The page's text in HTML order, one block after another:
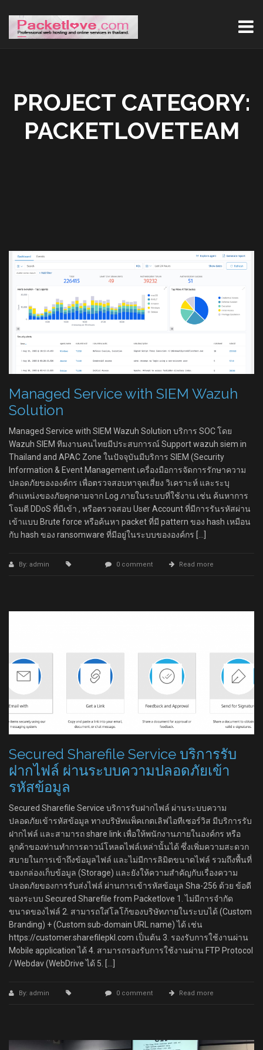
PROJECT CATEGORY:
PACKETLOVETEAM
Managed Service with SIEM Wazuh
Solution
Managed Service with SIEM Wazuh Solution บริการ SOC โดย
Wazuh SIEM ทีมงานคนไทยมีประสบการณ์ Support wazuh siem in
Thailand and APAC Zone ในปัจจุบันมีบริการ SIEM (Security
Information & Event Management เครื่องมือการจัดการรักษาความ
ปลอดภัยขององค์กร เพื่อตรวจสอบหาจุดเสี่ยง วิเคราะห์ และระบุ
ตำแหน่งของภัยคุกคามจาก Log ภายในระบบที่ใช้งาน เช่น ค้นหาการ
โจมตี DDoS ที่มีเข้า , หรือตรวจสอบ User Account ที่มีการรันรหัสผ่าน
เข้าแบบ Brute force หรือค้นหา packet ที่มี pattern ของ hash เหมือน
กับ hash ของ ransomware ที่มีอยู่ในระบบขององค์กร […]
By: admin 0 comment Read more
Secured Sharefile Service บริการรับ
ฝากไฟล์ ผ่านระบบความปลอดภัยเข้า
รหัสข้อมูล
Secured Sharefile Service บริการรับฝากไฟล์ ผ่านระบบความ
ปลอดภัยเข้ารหัสข้อมูล ทางบริษัทแพ็คเกตเลิฟไอทีเซอร์วิส มีบริการรับ
ฝากไฟล์ และสามารถ share link เพื่อให้พนักงานภายในองค์กร หรือ
ลูกค้าของท่านทำการดาวน์โหลดไฟล์เหล่านั้นได้ ซึ่งเพิ่มความสะดวก
สบายในการเข้าถึงข้อมูลไฟล์ และไม่มีการลิมิตขนาดไฟล์ รวมถึงพื้นที่
ของกล่องเก็บข้อมูล (Storage) และยังให้ความสำคัญกับเรื่องความ
ปลอดภัยของการรับส่งไฟล์ ผ่านการเข้ารหัสข้อมูล Sha-256 ด้วย ข้อดี
ของระบบ Secured Sharefile from Packetlove 1. ไม่มีการจำกัด
ขนาดของไฟล์ 2. สามารถใส่โลโก้ของบริษัทภายในระบบได้ (Custom
Branding) + (Custom sub-domain URL name) ได้ เช่น
https://customer.sharefilepkl.com เป็นต้น 3. รองรับการใช้งานผ่าน
Mobile application ได้ 4. สามารถรองรับการใช้งานผ่าน FTP Protocol
/ Webdav (WebDrive ได้ 5. […]
By: admin 0 comment Read more